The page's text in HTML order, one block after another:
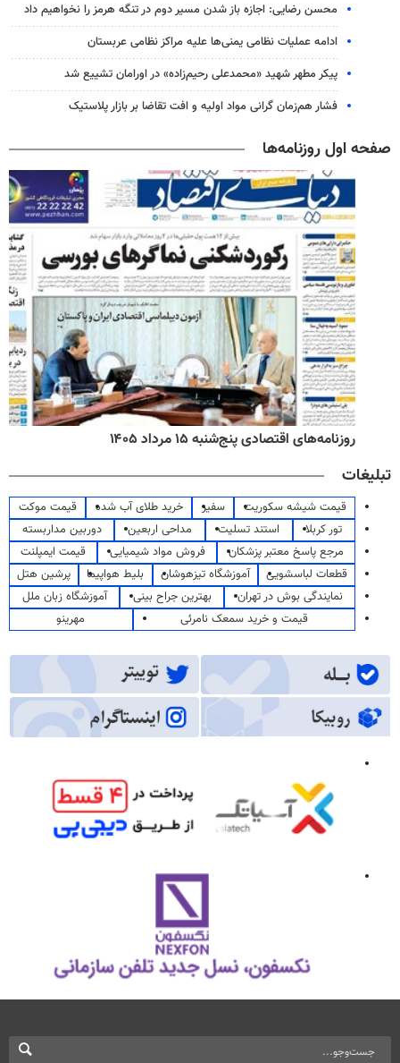
محسن رضایی: اجازه باز شدن مسیر دوم در تنگه هرمز را نخواهیم داد
ادامه عملیات نظامی یمنی‌ها علیه مراکز نظامی عربستان
پیکر مطهر شهید «محمدعلی رحیم‌زاده» در اورامان تشییع شد
فشار هم‌زمان گرانی مواد اولیه و افت تقاضا بر بازار پلاستیک
صفحه اول روزنامه‌ها
روزنامه‌های اقتصادی پنج‌شنبه ۱۵ مرداد ۱۴۰۵
تبلیغات
قیمت شیشه سکوریت سفیر خرید طلای آب شده
قیمت موکت
تور کربلا
استند تسلیت مداحی اربعین
دوربین مداربسته
مرجع پاسخ معتبر پزشکان
فروش مواد شیمیایی
قیمت ایمپلنت
قطعات لباسشویی
آموزشگاه تیزهوشان بلیط هواپیما
پرشین هتل
نمایندگی بوش در تهران
بهترین جراح بینی
آموزشگاه زبان ملل
قیمت و خرید سمعک نامرئی
مهرینو